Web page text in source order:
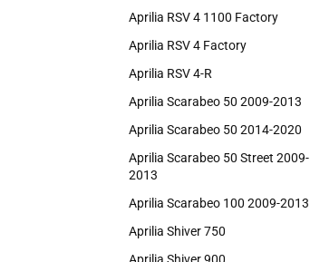
Aprilia RSV 4 1100 Factory
Aprilia RSV 4 Factory
Aprilia RSV 4-R
Aprilia Scarabeo 50 2009-2013
Aprilia Scarabeo 50 2014-2020
Aprilia Scarabeo 50 Street 2009-
2013
Aprilia Scarabeo 100 2009-2013
Aprilia Shiver 750